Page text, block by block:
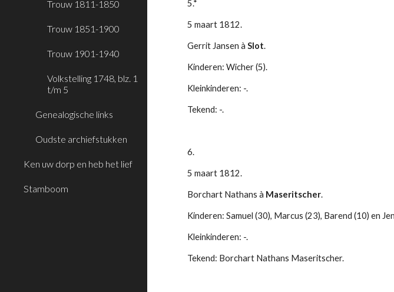
Trouw 1811-1850
Trouw 1851-1900
Trouw 1901-1940
Volkstelling 1748, blz. 1
t/m 5
Genealogische links
Oudste archiefstukken
Ken uw dorp en heb het lief
Stamboom
5.*
5 maart 1812.
Gerrit Jansen à Slot.
Kinderen: Wicher (5).
Kleinkinderen: -.
Tekend: -.
6.
5 maart 1812.
Borchart Nathans à Maseritscher.
Kinderen: Samuel (30), Marcus (23), Barend (10) en
Kleinkinderen: -.
Tekend: Borchart Nathans Maseritscher.